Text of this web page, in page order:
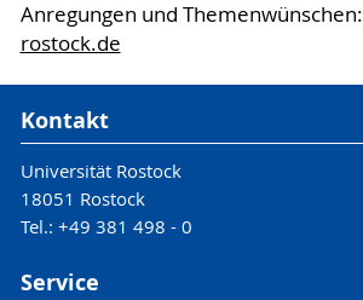
Anregungen und Themenwünschen:
rostock.de
Kontakt
Universität Rostock
18051 Rostock
Tel.: +49 381 498 - 0
Service